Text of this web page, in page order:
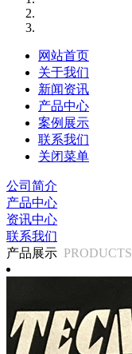
网站首页
关于我们
新闻资讯
产品中心
案例展示
联系我们
关闭菜单
公司简介
产品中心
资讯中心
联系我们
产品展示 PRODUCTS